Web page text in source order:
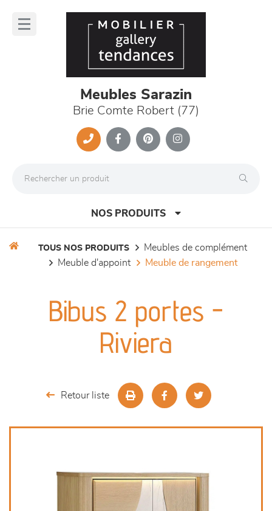
Meubles Sarazin
Brie Comte Robert (77)
NOS PRODUITS
séjours
meubles de complément
TOUS NOS PRODUITS
meubles de complément
meuble d'appoint
meuble de rangement
Bibus 2 portes -
Riviera
Retour liste